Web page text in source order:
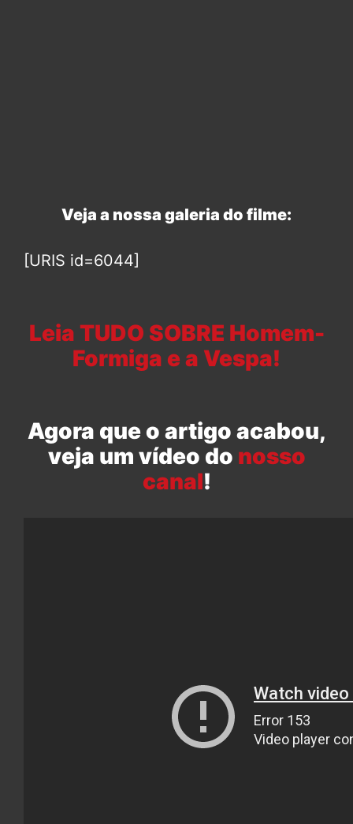
Veja a nossa galeria do filme:
[URIS id=6044]
Leia TUDO SOBRE Homem-
Formiga e a Vespa!
Agora que o artigo acabou,
veja um vídeo do nosso
canal!